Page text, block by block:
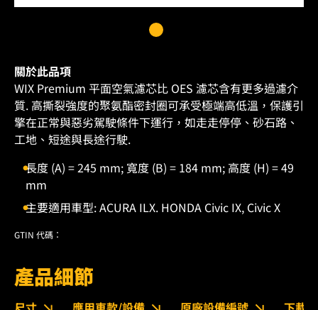
關於此品項
WIX Premium 平面空氣濾芯比 OES 濾芯含有更多過濾介
質. 高撕裂強度的聚氨酯密封圈可承受極端高低溫，保護引
擎在正常與惡劣駕駛條件下運行，如走走停停、砂石路、
工地、短途與長途行駛.
長度 (A) = 245 mm; 寬度 (B) = 184 mm; 高度 (H) = 49
mm
主要適用車型: ACURA ILX. HONDA Civic IX, Civic X
GTIN 代碼：
產品細節